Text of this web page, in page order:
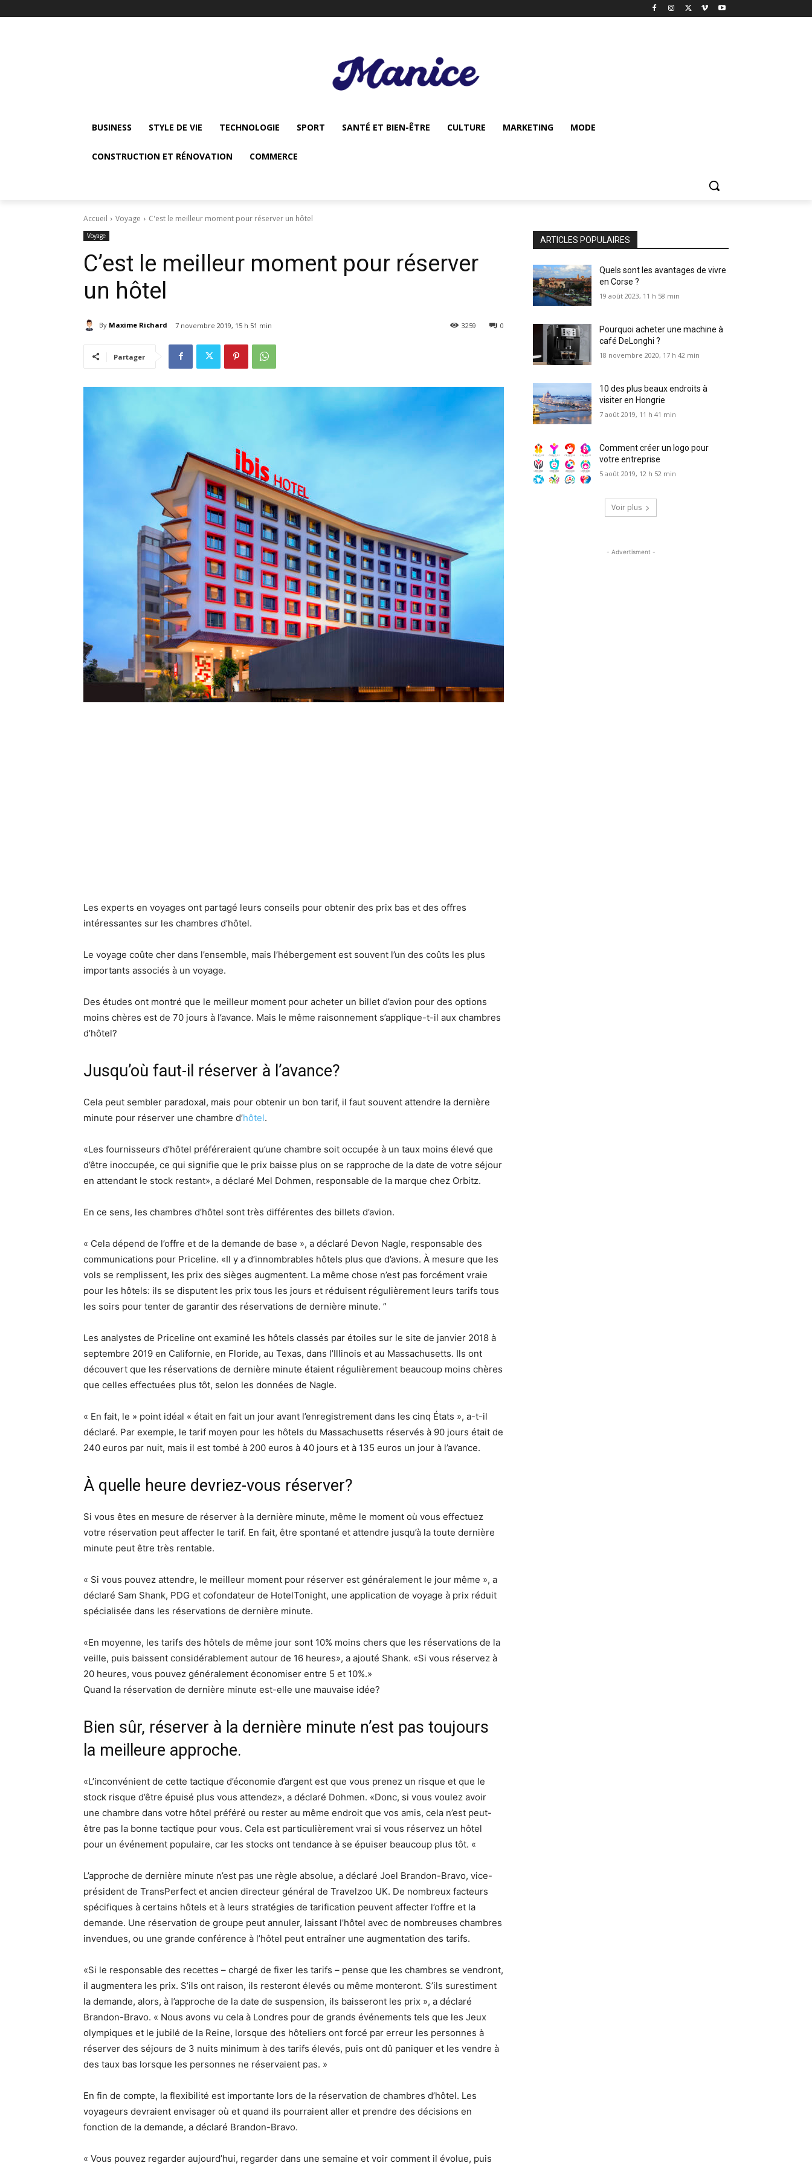
BUSINESS STYLE DE VIE TECHNOLOGIE SPORT SANTÉ ET BIEN-ÊTRE CULTURE MARKETING MODE
CONSTRUCTION ET RÉNOVATION COMMERCE
Accueil Voyage C'est le meilleur moment pour réserver un hôtel
Voyage
C’est le meilleur moment pour réserver
un hôtel
By Maxime Richard 7 novembre 2019, 15 h 51 min 0
3259
Partager
Les experts en voyages ont partagé leurs conseils pour obtenir des prix bas et des offres
intéressantes sur les chambres d’hôtel.
Le voyage coûte cher dans l’ensemble, mais l’hébergement est souvent l’un des coûts les plus
importants associés à un voyage.
Des études ont montré que le meilleur moment pour acheter un billet d’avion pour des options
moins chères est de 70 jours à l’avance. Mais le même raisonnement s’applique-t-il aux chambres
d’hôtel?
Jusqu’où faut-il réserver à l’avance?
Cela peut sembler paradoxal, mais pour obtenir un bon tarif, il faut souvent attendre la dernière
minute pour réserver une chambre d’hôtel.
«Les fournisseurs d’hôtel préféreraient qu’une chambre soit occupée à un taux moins élevé que
d’être inoccupée, ce qui signifie que le prix baisse plus on se rapproche de la date de votre séjour
en attendant le stock restant», a déclaré Mel Dohmen, responsable de la marque chez Orbitz.
En ce sens, les chambres d’hôtel sont très différentes des billets d’avion.
« Cela dépend de l’offre et de la demande de base », a déclaré Devon Nagle, responsable des
communications pour Priceline. «Il y a d’innombrables hôtels plus que d’avions. À mesure que les
vols se remplissent, les prix des sièges augmentent. La même chose n’est pas forcément vraie
pour les hôtels: ils se disputent les prix tous les jours et réduisent régulièrement leurs tarifs tous
les soirs pour tenter de garantir des réservations de dernière minute. ”
Les analystes de Priceline ont examiné les hôtels classés par étoiles sur le site de janvier 2018 à
septembre 2019 en Californie, en Floride, au Texas, dans l’Illinois et au Massachusetts. Ils ont
découvert que les réservations de dernière minute étaient régulièrement beaucoup moins chères
que celles effectuées plus tôt, selon les données de Nagle.
« En fait, le » point idéal « était en fait un jour avant l’enregistrement dans les cinq États », a-t-il
déclaré. Par exemple, le tarif moyen pour les hôtels du Massachusetts réservés à 90 jours était de
240 euros par nuit, mais il est tombé à 200 euros à 40 jours et à 135 euros un jour à l’avance.
À quelle heure devriez-vous réserver?
Si vous êtes en mesure de réserver à la dernière minute, même le moment où vous effectuez
votre réservation peut affecter le tarif. En fait, être spontané et attendre jusqu’à la toute dernière
minute peut être très rentable.
« Si vous pouvez attendre, le meilleur moment pour réserver est généralement le jour même », a
déclaré Sam Shank, PDG et cofondateur de HotelTonight, une application de voyage à prix réduit
spécialisée dans les réservations de dernière minute.
«En moyenne, les tarifs des hôtels de même jour sont 10% moins chers que les réservations de la
veille, puis baissent considérablement autour de 16 heures», a ajouté Shank. «Si vous réservez à
20 heures, vous pouvez généralement économiser entre 5 et 10%.»
Quand la réservation de dernière minute est-elle une mauvaise idée?
Bien sûr, réserver à la dernière minute n’est pas toujours
la meilleure approche.
«L’inconvénient de cette tactique d’économie d’argent est que vous prenez un risque et que le
stock risque d’être épuisé plus vous attendez», a déclaré Dohmen. «Donc, si vous voulez avoir
une chambre dans votre hôtel préféré ou rester au même endroit que vos amis, cela n’est peut-
être pas la bonne tactique pour vous. Cela est particulièrement vrai si vous réservez un hôtel
pour un événement populaire, car les stocks ont tendance à se épuiser beaucoup plus tôt. «
L’approche de dernière minute n’est pas une règle absolue, a déclaré Joel Brandon-Bravo, vice-
président de TransPerfect et ancien directeur général de Travelzoo UK. De nombreux facteurs
spécifiques à certains hôtels et à leurs stratégies de tarification peuvent affecter l’offre et la
demande. Une réservation de groupe peut annuler, laissant l’hôtel avec de nombreuses chambres
invendues, ou une grande conférence à l’hôtel peut entraîner une augmentation des tarifs.
«Si le responsable des recettes – chargé de fixer les tarifs – pense que les chambres se vendront,
il augmentera les prix. S’ils ont raison, ils resteront élevés ou même monteront. S’ils surestiment
la demande, alors, à l’approche de la date de suspension, ils baisseront les prix », a déclaré
Brandon-Bravo. « Nous avons vu cela à Londres pour de grands événements tels que les Jeux
olympiques et le jubilé de la Reine, lorsque des hôteliers ont forcé par erreur les personnes à
réserver des séjours de 3 nuits minimum à des tarifs élevés, puis ont dû paniquer et les vendre à
des taux bas lorsque les personnes ne réservaient pas. »
En fin de compte, la flexibilité est importante lors de la réservation de chambres d’hôtel. Les
voyageurs devraient envisager où et quand ils pourraient aller et prendre des décisions en
fonction de la demande, a déclaré Brandon-Bravo.
« Vous pouvez regarder aujourd’hui, regarder dans une semaine et voir comment il évolue, puis
ARTICLES POPULAIRES
Quels sont les avantages de vivre
en Corse ?
19 août 2023, 11 h 58 min
Pourquoi acheter une machine à
café DeLonghi ?
18 novembre 2020, 17 h 42 min
10 des plus beaux endroits à
visiter en Hongrie
7 août 2019, 11 h 41 min
Comment créer un logo pour
votre entreprise
5 août 2019, 12 h 52 min
Voir plus
- Advertisment -